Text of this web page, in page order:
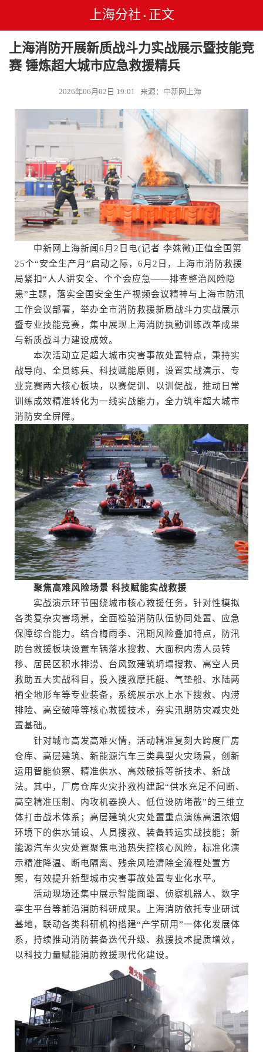
上海分社 • 正文
上海消防开展新质战斗力实战展示暨技能竞
赛 锤炼超大城市应急救援精兵
2026年06月02日 19:01 来源：中新网上海
中新网上海新闻6月2日电(记者 李姝徵)正值全国第
25个“安全生产月”启动之际，6月2日，上海市消防救援
局紧扣“人人讲安全、个个会应急——排查整治风险隐
患”主题，落实全国安全生产视频会议精神与上海市防汛
工作会议部署，举办全市消防救援新质战斗力实战展示
暨专业技能竞赛，集中展现上海消防执勤训练改革成果
与新质战斗力建设成效。
本次活动立足超大城市灾害事故处置特点，秉持实
战导向、全员练兵、科技赋能原则，设置实战演示、专
业竞赛两大核心板块，以赛促训、以训促战，推动日常
训练成效精准转化为一线实战能力，全力筑牢超大城市
消防安全屏障。
聚焦高难风险场景 科技赋能实战救援
实战演示环节围绕城市核心救援任务，针对性模拟
各类复杂灾害场景，全面检验消防队伍协同处置、应急
保障综合能力。结合梅雨季、汛期风险叠加特点，防汛
防台救援板块设置车辆落水搜救、大面积内涝人员转
移、居民区积水排涝、台风致建筑坍塌搜救、高空人员
救助五大实战科目，投入搜救摩托艇、气垫船、水陆两
栖全地形车等专业装备，系统展示水上水下搜救、内涝
排险、高空破障等核心救援技术，夯实汛期防灾减灾处
置基础。
针对城市高发高难火情，活动精准复刻大跨度厂房
仓库、高层建筑、新能源汽车三类典型火灾场景，创新
运用智能侦察、精准供水、高效破拆等新技术、新战
法。其中，厂房仓库火灾扑救构建起“供水充足不间断、
高空精准压制、内攻机器换人、低位设防堵截”的三维立
体打击战术体系；高层建筑火灾处置重点演练高温浓烟
环境下的供水铺设、人员搜救、装备转运实战技能；新
能源汽车火灾处置聚焦电池热失控核心风险，标准化演
示精准降温、断电隔离、残余风险清除全流程处置方
案，有效提升新型城市灾害事故处置专业化水平。
活动现场还集中展示智能面罩、侦察机器人、数字
孪生平台等前沿消防科研成果。上海消防依托专业研试
基地，联动各类科研机构搭建“产学研用”一体化发展体
系，持续推动消防装备迭代升级、救援技术提质增效，
以科技力量赋能消防救援现代化建设。